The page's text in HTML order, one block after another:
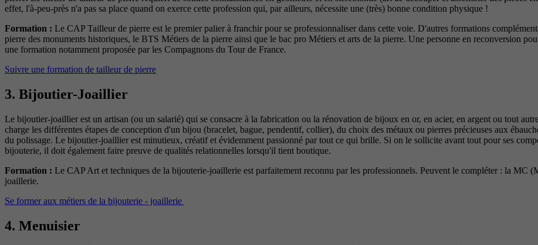
effet, l'à-peu-près n'a pas sa place quand on exerce cette profession qui, par ailleurs, nécessite une (très) bonne condition physique !
Formation : Le CAP Tailleur de pierre est le premier palier à franchir pour se professionnaliser dans cette voie. D'autres formations
pierre des monuments historiques, le BTS Métiers de la pierre ainsi que le bac pro Métiers et arts de la pierre. Une personne en reconversion
une formation notamment proposée par les Compagnons du Tour de France.
Suivre une formation de tailleur de pierre
3. Bijoutier-Joaillier
Le bijoutier-joaillier est un artisan (ou un salarié) qui se consacre à la fabrication ou la rénovation de bijoux en or, en acier, en argent ou tout
charge les différentes étapes de conception d'un bijou (bracelet, bague, pendentif, collier), du choix des métaux ou pierres précieuses aux
du polissage. Le bijoutier-joaillier est minutieux, créatif et évidemment passionné par tout ce qui brille. Si on le sollicite avant tout pour ses
bijouterie, il doit également faire preuve de qualités relationnelles lorsqu'il tient boutique.
Formation : Le CAP Art et techniques de la bijouterie-joaillerie est parfaitement reconnu par les professionnels. Peuvent le compléter : la
joaillerie.
Se former aux métiers de la bijouterie - joaillerie
4. Menuisier